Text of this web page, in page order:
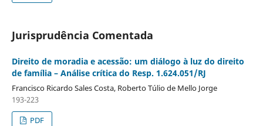
Jurisprudência Comentada
Direito de moradia e acessão: um diálogo à luz do direito
de família – Análise crítica do Resp. 1.624.051/RJ
Francisco Ricardo Sales Costa, Roberto Túlio de Mello Jorge
193-223
PDF